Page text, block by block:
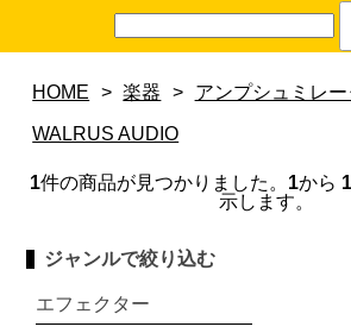
HOME > 楽器 > アンプシュミレー
WALRUS AUDIO
1件の商品が見つかりました。 1から 1
示します。
ジャンルで絞り込む
エフェクター